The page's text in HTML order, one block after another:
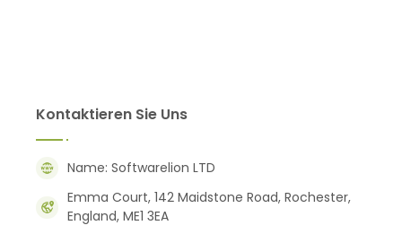
Kontaktieren Sie Uns
Name: Softwarelion LTD
Emma Court, 142 Maidstone Road, Rochester,
England, ME1 3EA